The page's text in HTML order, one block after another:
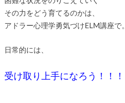
その力をどう育てるのかは、
アドラー心理学勇気づけELM講座で。
日常的には、
受け取り上手になろう！！！